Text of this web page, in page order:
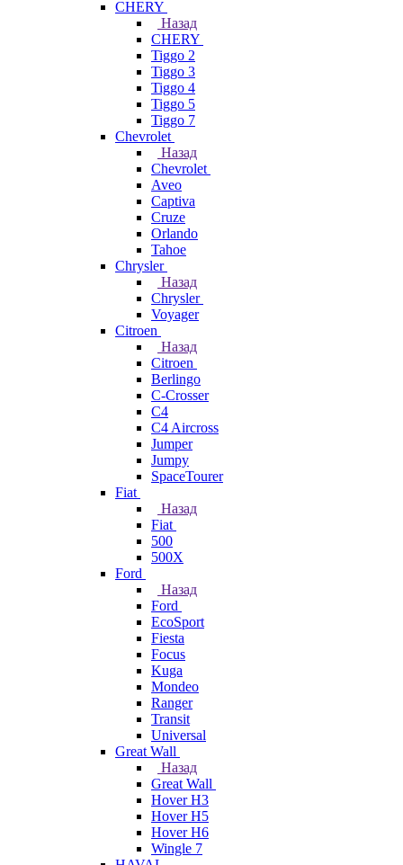
CHERY
Назад
CHERY
Tiggo 2
Tiggo 3
Tiggo 4
Tiggo 5
Tiggo 7
Chevrolet
Назад
Chevrolet
Aveo
Captiva
Cruze
Orlando
Tahoe
Chrysler
Назад
Chrysler
Voyager
Citroen
Назад
Citroen
Berlingo
C-Crosser
C4
C4 Aircross
Jumper
Jumpy
SpaceTourer
Fiat
Назад
Fiat
500
500X
Ford
Назад
Ford
EcoSport
Fiesta
Focus
Kuga
Mondeo
Ranger
Transit
Universal
Great Wall
Назад
Great Wall
Hover H3
Hover H5
Hover H6
Wingle 7